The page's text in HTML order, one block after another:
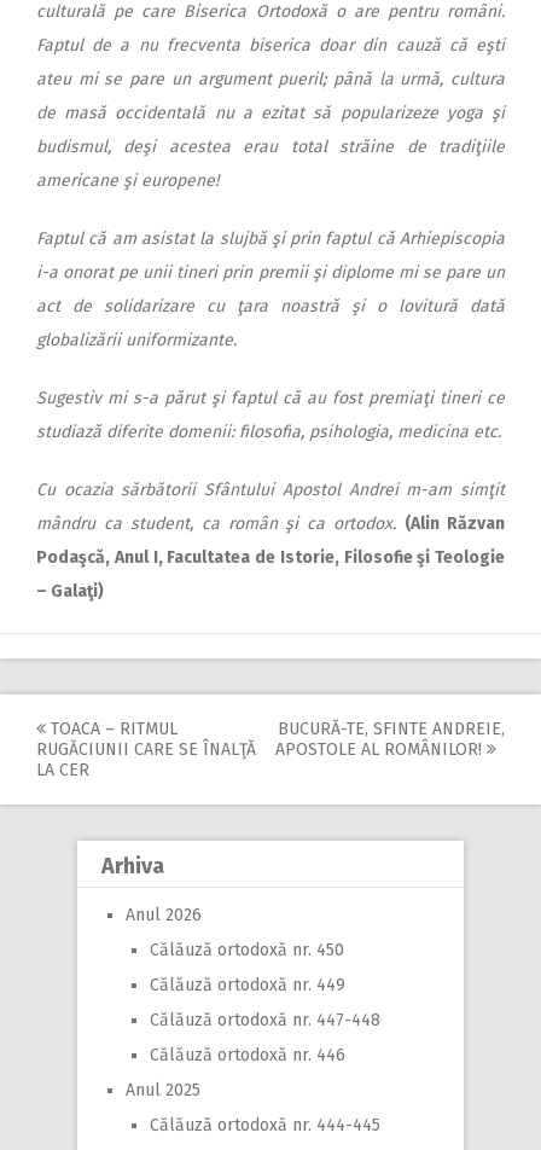
culturală pe care Biserica Ortodoxă o are pentru români.
Faptul de a nu frecventa biserica doar din cauză că eşti
ateu mi se pare un argument pueril; până la urmă, cultura
de masă occidentală nu a ezitat să popularizeze yoga şi
budismul, deşi acestea erau total străine de tradiţiile
americane şi europene!
Faptul că am asistat la slujbă şi prin faptul că Arhiepiscopia
i-a onorat pe unii tineri prin premii şi diplome mi se pare un
act de solidarizare cu ţara noastră şi o lovitură dată
globalizării uniformizante.
Sugestiv mi s-a părut şi faptul că au fost premiaţi tineri ce
studiază diferite domenii: filosofia, psihologia, medicina etc.
Cu ocazia sărbătorii Sfântului Apostol Andrei m-am simţit
mândru ca student, ca român şi ca ortodox. (Alin Răzvan
Podaşcă, Anul I, Facultatea de Istorie, Filosofie şi Teologie
– Galaţi)
Post
navigation
TOACA – RITMUL
RUGĂCIUNII CARE SE ÎNALŢĂ
LA CER
BUCURĂ-TE, SFINTE ANDREIE,
APOSTOLE AL ROMÂNILOR!
Arhiva
Anul 2026
Călăuză ortodoxă nr. 450
Călăuză ortodoxă nr. 449
Călăuză ortodoxă nr. 447-448
Călăuză ortodoxă nr. 446
Anul 2025
Călăuză ortodoxă nr. 444-445